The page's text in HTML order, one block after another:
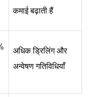
कमाई बढ़ाती हैं
अधिक ड्रिलिंग और
अन्वेषण गतिविधियाँ